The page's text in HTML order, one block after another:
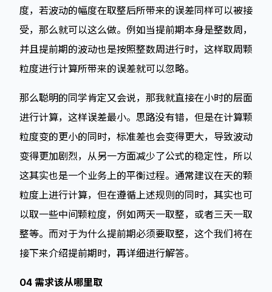
度，若波动的幅度在取整后所带来的误差同样可以被接
受，那么就可以这么做。例如当提前期本身是整数周，
并且提前期的波动也是按照整数周进行时，这样取周颗
粒度进行计算所带来的误差就可以忽略。
那么聪明的同学肯定又会说，那我就直接在小时的层面
进行计算，这样误差最小。思路没有错，但是在计算颗
粒度变的更小的同时，标准差也会变得更大，导致波动
变得更加剧烈，从另一方面减少了公式的稳定性，所以
这其实也是一个业务上的平衡过程。通常建议在天的颗
粒度上进行计算，但在遵循上述规则的同时，其实也可
以取一些中间颗粒度，例如两天一取整，或者三天一取
整等。而对于为什么提前期必须要取整，这个我们将在
接下来介绍提前期时，再详细进行解答。
04 需求该从哪里取